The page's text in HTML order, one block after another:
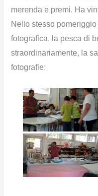
merenda e premi. Ha
Nello stesso
fotografica, la pesca di
straordinariamente, la
fotografie: